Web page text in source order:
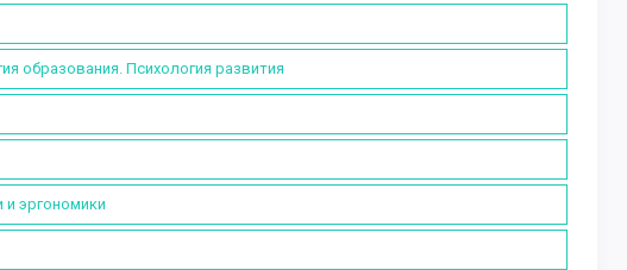
образования. Психология развития
эргономики